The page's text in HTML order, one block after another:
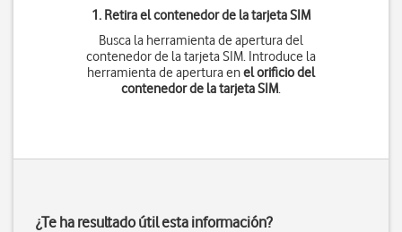
1. Retira el contenedor de la tarjeta SIM
Busca la herramienta de apertura del
contenedor de la tarjeta SIM. Introduce la
herramienta de apertura enel orificio del
contenedor de la tarjeta SIM.
¿Te ha resultado útil esta información?